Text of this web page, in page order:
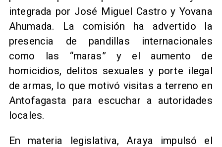
integrada por José Miguel Castro y Yovana
Ahumada. La comisión ha advertido la
presencia de pandillas internacionales
como las “maras” y el aumento de
homicidios, delitos sexuales y porte ilegal
de armas, lo que motivó visitas a terreno en
Antofagasta para escuchar a autoridades
locales.
En materia legislativa, Araya impulsó el